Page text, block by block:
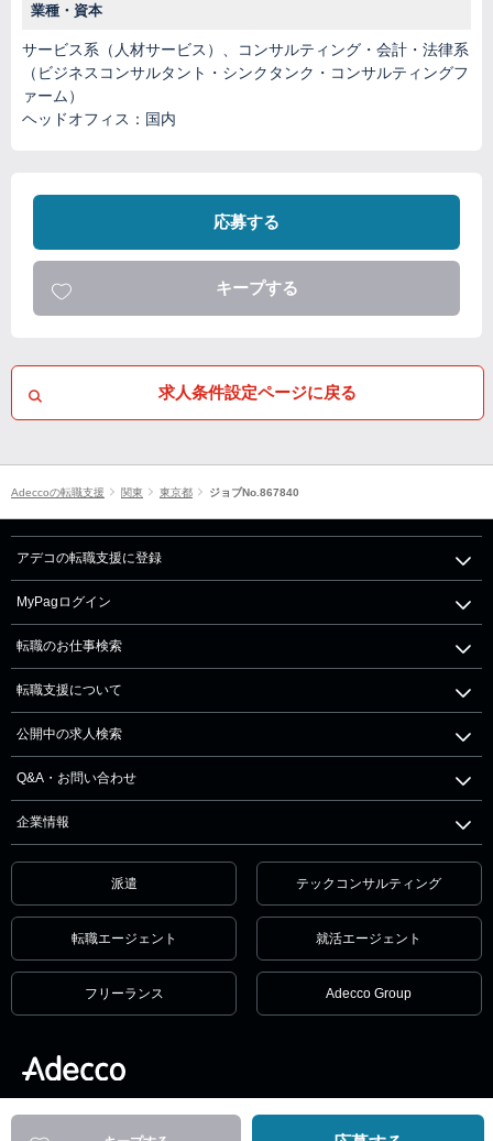
業種・資本
サービス系（人材サービス）、コンサルティング・会計・法律系
（ビジネスコンサルタント・シンクタンク・コンサルティングフ
ァーム）
ヘッドオフィス：国内
応募する
キープする
求人条件設定ページに戻る
Adeccoの転職支援 関東 東京都 ジョブNo.867840
アデコの転職支援に登録
MyPagログイン
転職のお仕事検索
転職支援について
公開中の求人検索
Q&A・お問い合わせ
企業情報
派遣 テックコンサルティング
転職エージェント 就活エージェント
フリーランス Adecco Group